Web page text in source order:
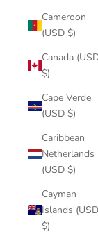
Cameroon
(USD $)
Canada
$)
Cape Verde
(USD $)
Caribbean
Netherlands
(USD $)
Cayman
Islands (USD
$)